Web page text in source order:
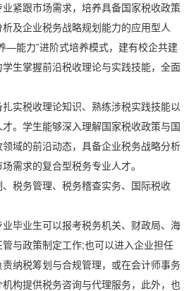
紧跟市场需求，培养具备国家税收政策
及企业税务战略规划能力的应用型人
—能力”进阶式培养模式，建有校企共建
生掌握前沿税收理论与实践技能，全面
实税收理论知识、熟练涉税实践技能以
。学生能够深入理解国家税收政策与国
域的前沿动态，具备企业税务战略分析
需求的复合型税务专业人才。
、税务管理、税务稽查实务、国际税收
毕业生可以报考税务机关、财政局、海
与政策制定工作;也可以进入企业担任
纳税筹划与合规管理，或在会计师事务
构提供税务咨询与代理服务，此外，也